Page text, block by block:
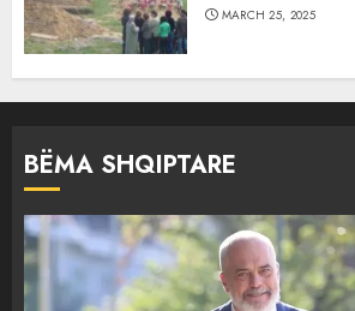
MARCH 25, 2025
BËMA SHQIPTARE